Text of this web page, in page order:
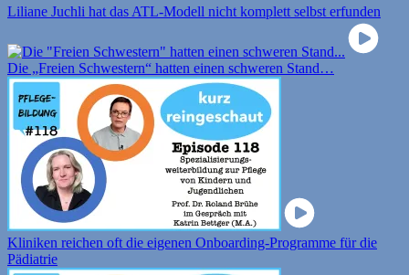
Liliane Juchli hat das ATL-Modell nicht komplett selbst erfunden
Die „Freien Schwestern“ hatten einen schweren Stand…
Kliniken reichen oft die eigenen Onboarding-Programme für die
Pädiatrie